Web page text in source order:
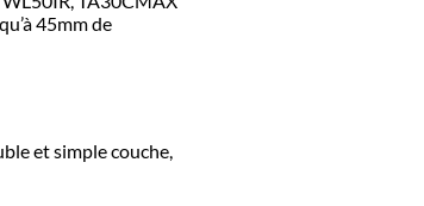
45mm de
et simple couche,